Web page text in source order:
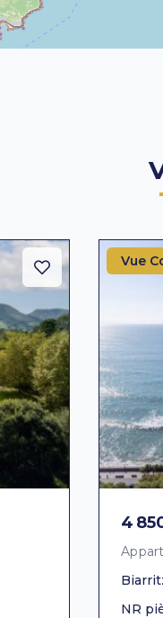
Vue
4
NR